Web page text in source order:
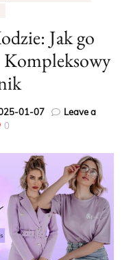
Jak go
Kompleksowy
01-07
Leave a
0